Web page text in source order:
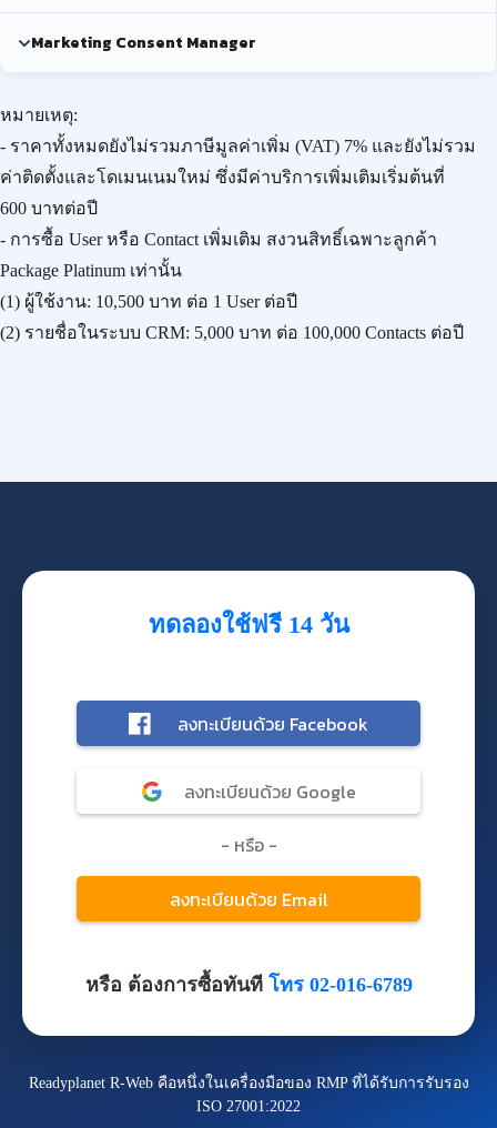
Marketing Consent Manager
หมายเหตุ:
- ราคาทั้งหมดยังไม่รวมภาษีมูลค่าเพิ่ม (VAT) 7% และยังไม่รวม
ค่าติดตั้งและโดเมนเนมใหม่ ซึ่งมีค่าบริการเพิ่มเติมเริ่มต้นที่
600 บาทต่อปี
- การซื้อ User หรือ Contact เพิ่มเติม สงวนสิทธิ์เฉพาะลูกค้า
Package Platinum เท่านั้น
(1) ผู้ใช้งาน: 10,500 บาท ต่อ 1 User ต่อปี
(2) รายชื่อในระบบ CRM: 5,000 บาท ต่อ 100,000 Contacts ต่อปี
ทดลองใช้ฟรี 14 วัน
หรือ ต้องการซื้อทันที โทร 02-016-6789
Readyplanet R-Web คือหนึ่งในเครื่องมือของ RMP ที่ได้รับการรับรอง
ISO 27001:2022